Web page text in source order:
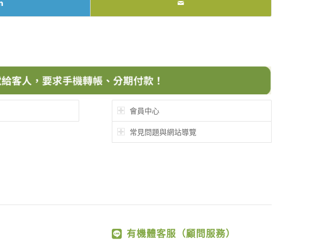
會員中心
常見問題與網站導覽
有機體客服（顧問服務）